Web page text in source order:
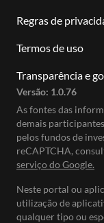
Regras de
Termos de uso
Transparência e
Versão: 1.0.76
As fontes das
demais
pelos fundos de
reCAPTCHA,
serviço do Google.
Neste portal ou
utilização de
qualquer tipo ou